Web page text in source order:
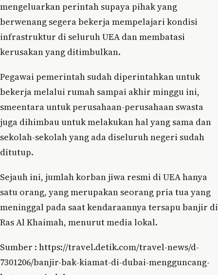
mengeluarkan perintah supaya pihak yang
berwenang segera bekerja mempelajari kondisi
infrastruktur di seluruh UEA dan membatasi
kerusakan yang ditimbulkan.
Pegawai pemerintah sudah diperintahkan untuk
bekerja melalui rumah sampai akhir minggu ini,
smeentara untuk perusahaan-perusahaan swasta
juga dihimbau untuk melakukan hal yang sama dan
sekolah-sekolah yang ada diseluruh negeri sudah
ditutup.
Sejauh ini, jumlah korban jiwa resmi di UEA hanya
satu orang, yang merupakan seorang pria tua yang
meninggal pada saat kendaraannya tersapu banjir di
Ras Al Khaimah, menurut media lokal.
Sumber : https://travel.detik.com/travel-news/d-
7301206/banjir-bak-kiamat-di-dubai-mengguncang-